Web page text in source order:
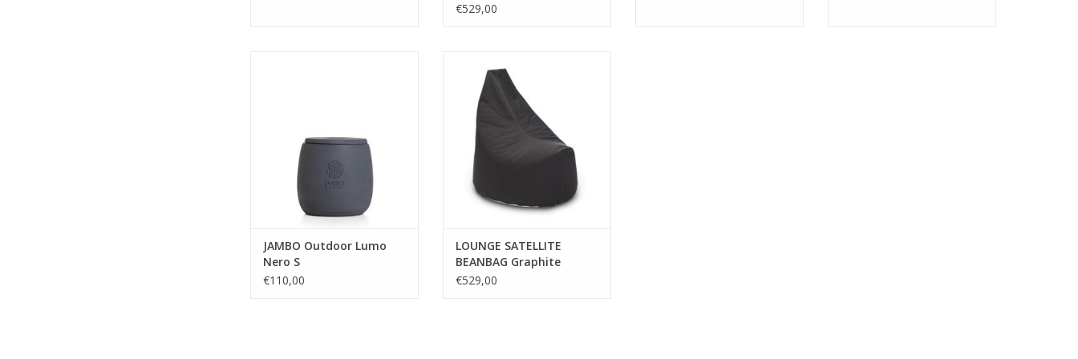
€529,00
luxueuse bougie noire crée une
atmosphère intense et apaisante.
Un complément idéal pour ceux
qui souhaitent s'impr
AJOUTER AU PANIER
JAMBO Outdoor Lumo
Nero S
€110,00
Matériel: toile enduite
Dimensions: Dia 65 H90 siège
40cm.
Couleur: graphite
peut être utilisé à la fois à
l'Intérieur et à l'extérieur.
facile à nettoyer avec du savon
Couleurs disponibles: graphite,
LOUNGE SATELLITE
BEANBAG Graphite
€529,00